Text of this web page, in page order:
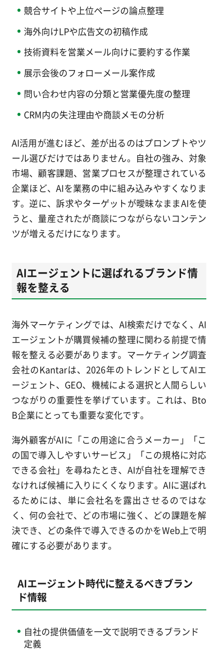
競合サイトや上位ページの論点整理
海外向けLPや広告文の初稿作成
技術資料を営業メール向けに要約する作業
展示会後のフォローメール案作成
問い合わせ内容の分類と営業優先度の整理
CRM内の失注理由や商談メモの分析
AI活用が進むほど、差が出るのはプロンプトやツ
ール選びだけではありません。自社の強み、対象
市場、顧客課題、営業プロセスが整理されている
企業ほど、AIを業務の中に組み込みやすくなりま
す。逆に、訴求やターゲットが曖昧なままAIを使
うと、量産されたが商談につながらないコンテン
ツが増えるだけになります。
AIエージェントに選ばれるブランド情
報を整える
海外マーケティングでは、AI検索だけでなく、AI
エージェントが購買候補の整理に関わる前提で情
報を整える必要があります。マーケティング調査
会社のKantarは、2026年のトレンドとしてAIエ
ージェント、GEO、機械による選択と人間らしい
つながりの重要性を挙げています。これは、Bto
B企業にとっても重要な変化です。
海外顧客がAIに「この用途に合うメーカー」「こ
の国で導入しやすいサービス」「この規格に対応
できる会社」を尋ねたとき、AIが自社を理解でき
なければ候補に入りにくくなります。AIに選ばれ
るためには、単に会社名を露出させるのではな
く、何の会社で、どの市場に強く、どの課題を解
決でき、どの条件で導入できるのかをWeb上で明
確にする必要があります。
AIエージェント時代に整えるべきブラン
ド情報
自社の提供価値を一文で説明できるブランド
定義